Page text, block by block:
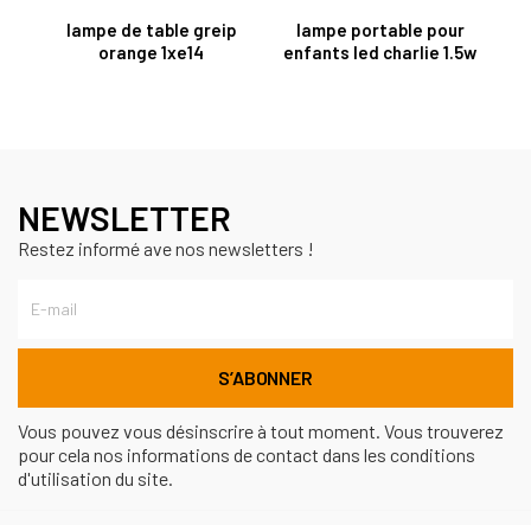
lampe de table greip
orange 1xe14
lampe portable pour
enfants led charlie 1.5w
NEWSLETTER
Restez informé ave nos newsletters !
Vous pouvez vous désinscrire à tout moment. Vous trouverez
pour cela nos informations de contact dans les conditions
d'utilisation du site.